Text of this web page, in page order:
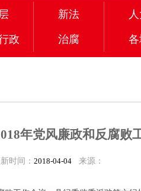
新法
政 治腐
年党风廉政和反腐败
时间： 2018-04-04 来源：